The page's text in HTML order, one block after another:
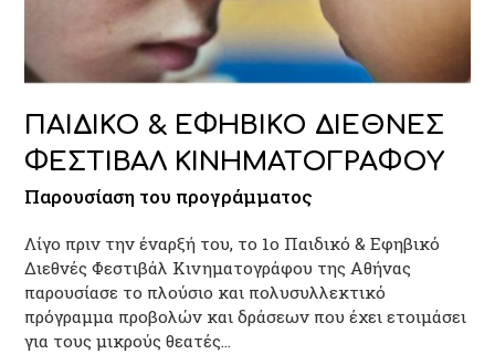
ΠΑΙΔΙΚΟ & ΕΦΗΒΙΚΟ ΔΙΕΘΝΕΣ
ΦΕΣΤΙΒΑΛ ΚΙΝΗΜΑΤΟΓΡΑΦΟΥ
Παρουσίαση του προγράμματος
Λίγο πριν την έναρξή του, το 1ο Παιδικό & Εφηβικό
Διεθνές Φεστιβάλ Κινηματογράφου της Αθήνας
παρουσίασε το πλούσιο και πολυσυλλεκτικό
πρόγραμμα προβολών και δράσεων που έχει ετοιμάσει
για τους μικρούς θεατές…